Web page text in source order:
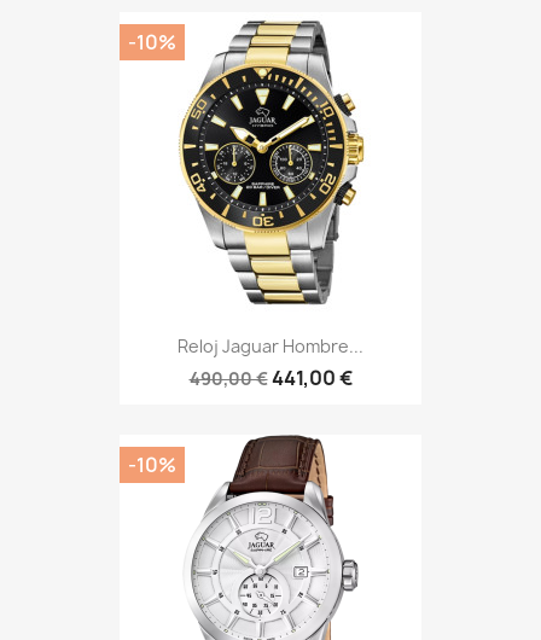
Reloj Jaguar Hombre...
490,00 €441,00 €
-10%
-10%